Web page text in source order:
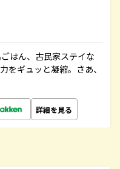
はん、古民家ステイな
をギュッと凝縮。さあ、
詳細を見る